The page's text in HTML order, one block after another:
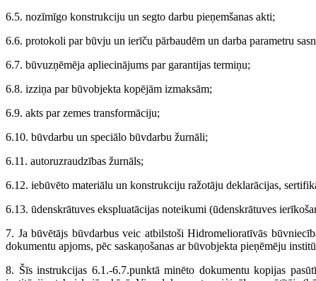
6.5. nozīmīgo konstrukciju un segto darbu pieņemšanas akti;
6.6. protokoli par būvju un ierīču pārbaudēm un darba parametru
6.7. būvuzņēmēja apliecinājums par garantijas termiņu;
6.8. izziņa par būvobjekta kopējām izmaksām;
6.9. akts par zemes transformāciju;
6.10. būvdarbu un speciālo būvdarbu žurnāli;
6.11. autoruzraudzības žurnāls;
6.12. iebūvēto materiālu un konstrukciju ražotāju deklarācijas,
6.13. ūdenskrātuves ekspluatācijas noteikumi (ūdenskrātuves
7. Ja būvētājs būvdarbus veic atbilstoši Hidromelioratīvās
dokumentu apjoms, pēc saskaņošanas ar būvobjekta pieņēmēju
8. Šīs instrukcijas 6.1.-6.7.punktā minēto dokumentu kopijas